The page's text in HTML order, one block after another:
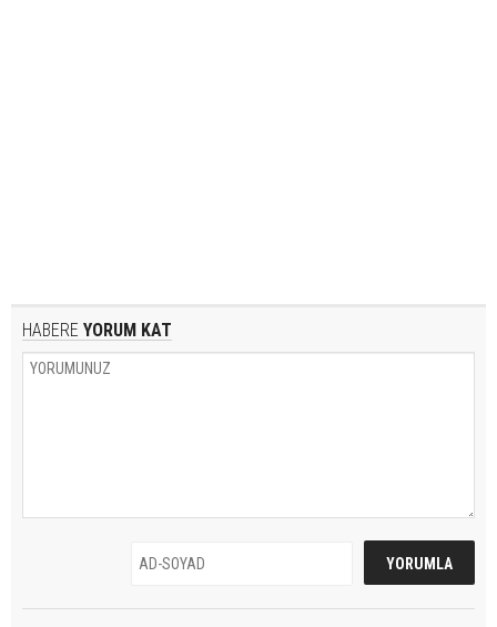
HABERE YORUM KAT